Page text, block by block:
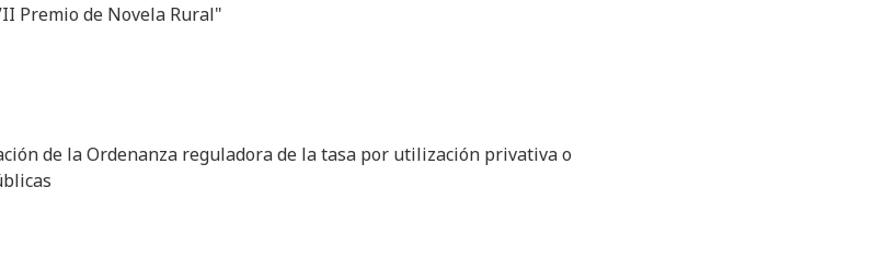
Premio de Novela Rural"
de la Ordenanza reguladora de la tasa por utilización privativa o